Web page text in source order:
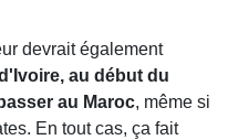
devrait également
au début du
au Maroc, même si
En tout cas, ça fait